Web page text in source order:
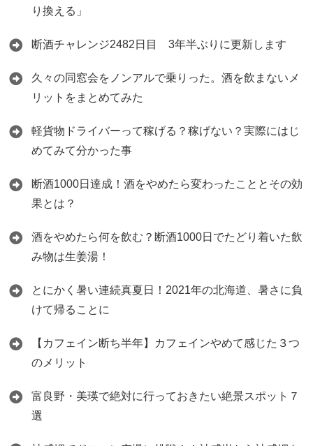
り換える」
断酒チャレンジ2482日目 3年半ぶりに更新します
久々の同窓会をノンアルで乗りった。酒を飲まないメ
リットをまとめてみた
軽貨物ドライバーって稼げる？稼げない？実際にはじ
めてみて分かった事
断酒1000日達成！酒をやめたら変わったこととその効
果とは？
酒をやめたら何を飲む？断酒1000日でたどり着いた飲
み物は生姜湯！
とにかく暑い連続真夏日！2021年の北海道、暑さに負
けて帰ることに
【カフェイン断ち半年】カフェインやめて感じた３つ
のメリット
富良野・美瑛で絶対に行っておきたい絶景スポット７
選